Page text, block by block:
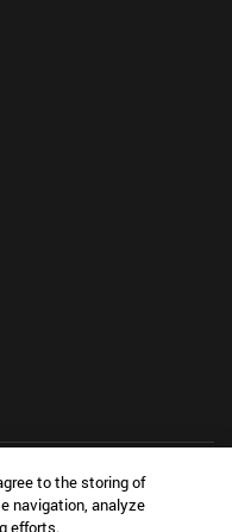
to the storing of
navigation, analyze
efforts.